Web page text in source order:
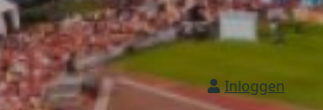
Inloggen